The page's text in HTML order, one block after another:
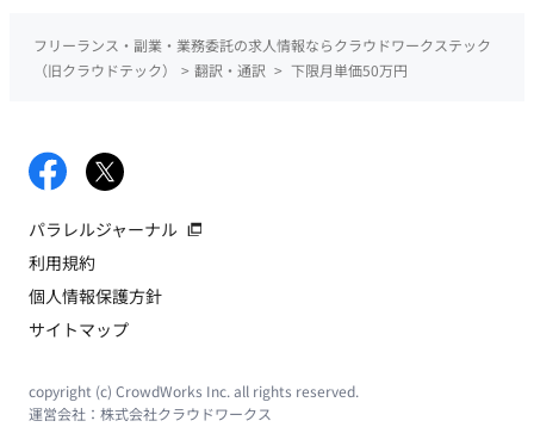
フリーランス・副業・業務委託の求人情報ならクラウドワークステック
（旧クラウドテック）
> 翻訳・通訳 > 下限月単価50万円
パラレルジャーナル
利用規約
個人情報保護方針
サイトマップ
copyright (c) CrowdWorks Inc. all rights reserved.
運営会社： 株式会社クラウドワークス